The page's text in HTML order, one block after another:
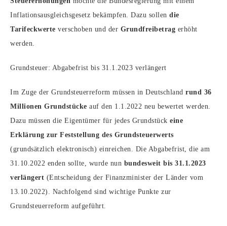
Inflationsausgleichsgesetz bekämpfen. Dazu sollen die
Tarifeckwerte verschoben und der Grundfreibetrag erhöht
werden.
Grundsteuer: Abgabefrist bis 31.1.2023 verlängert
Im Zuge der Grundsteuerreform müssen in Deutschland rund 36
Millionen Grundstücke auf den 1.1.2022 neu bewertet werden.
Dazu müssen die Eigentümer für jedes Grundstück eine
Erklärung zur Feststellung des Grundsteuerwerts
(grundsätzlich elektronisch) einreichen. Die Abgabefrist, die am
31.10.2022 enden sollte, wurde nun bundesweit bis 31.1.2023
verlängert (Entscheidung der Finanzminister der Länder vom
13.10.2022). Nachfolgend sind wichtige Punkte zur
Grundsteuerreform aufgeführt.